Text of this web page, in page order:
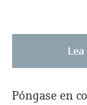
Póngase en